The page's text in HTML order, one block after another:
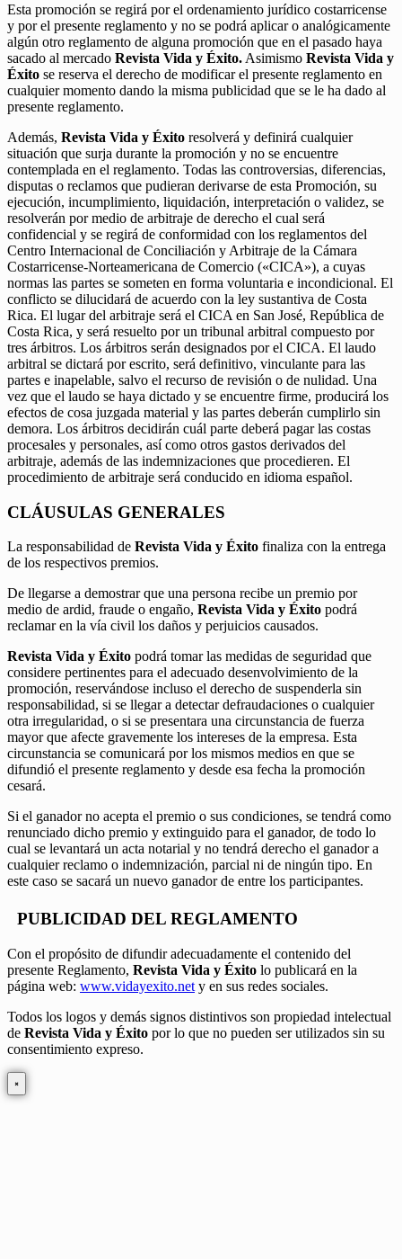
Esta promoción se regirá por el ordenamiento jurídico costarricense
y por el presente reglamento y no se podrá aplicar o analógicamente
algún otro reglamento de alguna promoción que en el pasado haya
sacado al mercado Revista Vida y Éxito. Asimismo Revista Vida y
Éxito se reserva el derecho de modificar el presente reglamento en
cualquier momento dando la misma publicidad que se le ha dado al
presente reglamento.
Además, Revista Vida y Éxito resolverá y definirá cualquier
situación que surja durante la promoción y no se encuentre
contemplada en el reglamento. Todas las controversias, diferencias,
disputas o reclamos que pudieran derivarse de esta Promoción, su
ejecución, incumplimiento, liquidación, interpretación o validez, se
resolverán por medio de arbitraje de derecho el cual será
confidencial y se regirá de conformidad con los reglamentos del
Centro Internacional de Conciliación y Arbitraje de la Cámara
Costarricense-Norteamericana de Comercio («CICA»), a cuyas
normas las partes se someten en forma voluntaria e incondicional. El
conflicto se dilucidará de acuerdo con la ley sustantiva de Costa
Rica. El lugar del arbitraje será el CICA en San José, República de
Costa Rica, y será resuelto por un tribunal arbitral compuesto por
tres árbitros. Los árbitros serán designados por el CICA. El laudo
arbitral se dictará por escrito, será definitivo, vinculante para las
partes e inapelable, salvo el recurso de revisión o de nulidad. Una
vez que el laudo se haya dictado y se encuentre firme, producirá los
efectos de cosa juzgada material y las partes deberán cumplirlo sin
demora. Los árbitros decidirán cuál parte deberá pagar las costas
procesales y personales, así como otros gastos derivados del
arbitraje, además de las indemnizaciones que procedieren. El
procedimiento de arbitraje será conducido en idioma español.
CLÁUSULAS GENERALES
La responsabilidad de Revista Vida y Éxito finaliza con la entrega
de los respectivos premios.
De llegarse a demostrar que una persona recibe un premio por
medio de ardid, fraude o engaño, Revista Vida y Éxito podrá
reclamar en la vía civil los daños y perjuicios causados.
Revista Vida y Éxito podrá tomar las medidas de seguridad que
considere pertinentes para el adecuado desenvolvimiento de la
promoción, reservándose incluso el derecho de suspenderla sin
responsabilidad, si se llegar a detectar defraudaciones o cualquier
otra irregularidad, o si se presentara una circunstancia de fuerza
mayor que afecte gravemente los intereses de la empresa. Esta
circunstancia se comunicará por los mismos medios en que se
difundió el presente reglamento y desde esa fecha la promoción
cesará.
Si el ganador no acepta el premio o sus condiciones, se tendrá como
renunciado dicho premio y extinguido para el ganador, de todo lo
cual se levantará un acta notarial y no tendrá derecho el ganador a
cualquier reclamo o indemnización, parcial ni de ningún tipo. En
este caso se sacará un nuevo ganador de entre los participantes.
PUBLICIDAD DEL REGLAMENTO
Con el propósito de difundir adecuadamente el contenido del
presente Reglamento, Revista Vida y Éxito lo publicará en la
página web: www.vidayexito.net y en sus redes sociales.
Todos los logos y demás signos distintivos son propiedad intelectual
de Revista Vida y Éxito por lo que no pueden ser utilizados sin su
consentimiento expreso.
×